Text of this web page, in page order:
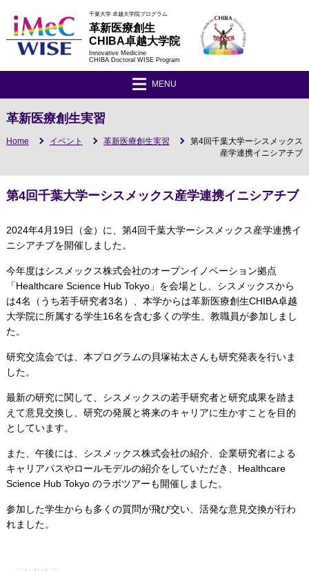
千葉大学 卓越大学院プログラム
革新医療創生
CHIBA卓越大学院
Innovative Medicine
CHIBA Doctoral WISE Program
MENU
革新医療創生実習
Home イベント 革新医療創生実習
第4回千葉大学ーシスメックス
産学連携イニシアチブ
第4回千葉大学ーシスメックス産学連携イニシアチブ
2024年4月19日（金）に、第4回千葉大学ーシスメックス産学連携イ
ニシアチブを開催しました。
今年度はシスメックス株式会社のオープンイノベーション拠点
「Healthcare Science Hub Tokyo」を会場とし、シスメックスから
は4名（うち若手研究者3名）、本学からは革新医療創生CHIBA卓越
大学院に所属する学生16名を含む多くの学生、教職員が参加しまし
た。
研究交流会では、本プログラムの貝塚祐太さんも研究発表を行いま
した。
最新の研究に関して、シスメックスの若手研究者と研究成果を踏ま
えて意見交換し、研究の発展と将来のキャリアに生かすことを目的
としています。
また、午後には、シスメックス株式会社の紹介、企業研究者による
キャリアパスやロールモデルの紹介をしていただき、Healthcare
Science Hub Tokyo のラボツアーも開催しました。
参加した学生からも多くの質問が飛び交い、活発な意見交換が行わ
れました。